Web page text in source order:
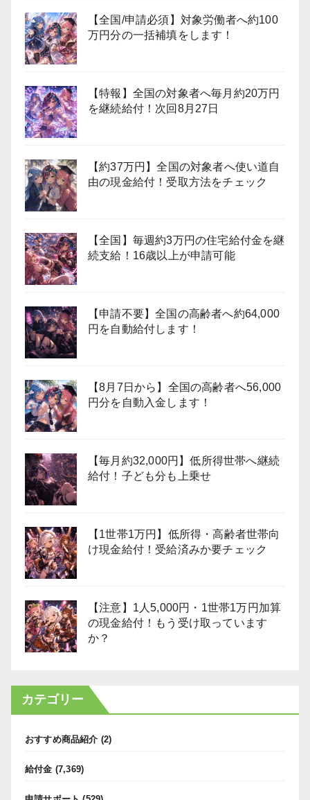
【全国/申請必須】対象労働者へ約100
万円分の一括補填をします！
【特報】全国の対象者へ毎月約20万円
を継続給付！次回8月27日
【約37万円】全国の対象者へ使い道自
由の現金給付！受取方法をチェック
【全国】毎週約3万円の住宅給付金を継
続支給！16歳以上が申請可能
【申請不要】全国の高齢者へ約64,000
円を自動給付します！
【8月7日から】全国の高齢者へ56,000
円分を自動入金します！
【毎月約32,000円】低所得世帯へ継続
給付！子ども分も上乗せ
【1世帯1万円】低所得・高齢者世帯向
け現金給付！受給済みか要チェック
【注意】1人5,000円・1世帯1万円加算
の現金給付！もう受け取っています
か？
カテゴリー
おすすめ商品紹介 (2)
給付金 (7,369)